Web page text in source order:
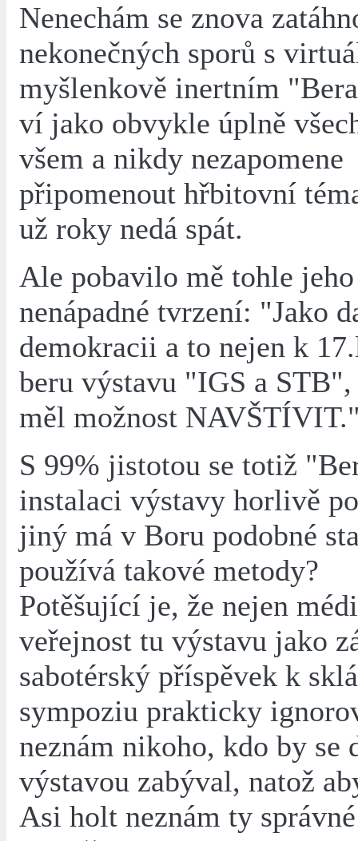
Nenechám se znova
nekonečných sporů s
myšlenkově inertním
ví jako obvykle úplně
všem a nikdy nezapomene
připomenout hřbitovní
už roky nedá spát.
Ale pobavilo mě tohle
nenápadné tvrzení: "Jako
demokracii a to nejen k
beru výstavu "IGS a
měl možnost
S 99% jistotou se totiž
instalaci výstavy horlivě
jiný má v Boru podobné
používá takové metody?
Potěšující je, že nejen
veřejnost tu výstavu jako
sabotérský příspěvek k
sympoziu prakticky
neznám nikoho, kdo by se
výstavou zabýval, natož
Asi holt neznám ty